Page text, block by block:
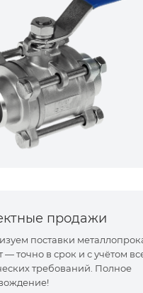
продажи
поставки
— точно в срок и с учётом
требований. Полное